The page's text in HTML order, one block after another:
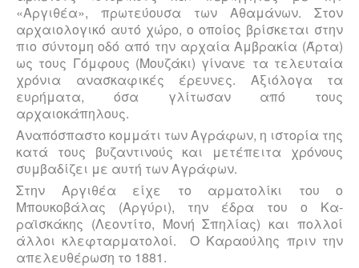
«Αργιθέα», πρωτεύουσα των Αθαμάνων. Στον
αρχαιολογικό αυτό χώρο, ο οποίος βρίσκεται στην
πιο σύντομη οδό από την αρχαία Αμβρακία (Άρτα)
ως τους Γόμφους (Μουζάκι) γίνανε τα τελευταία
χρόνια ανασκαφικές έρευνες. Αξιόλογα τα
ευρήματα, όσα γλίτωσαν από τους
αρχαιοκάπηλους.
Αναπόσπαστο κομμάτι των Αγράφων, η ιστορία της
κατά τους βυζαντινούς και με­τέπειτα χρόνους
συμβαδίζει με αυτή των Αγράφων.
Στην Αργιθέα είχε το αρματολίκι του ο
Μπουκοβάλας (Αργύρι), την έδρα του ο Κα­
ραϊσκάκης (Λεοντίτο, Μονή Σπηλίας) και πολλοί
άλλοι κλεφταρματολοί. Ο Κα­ραούλης πριν την
απελευθέρωση το 1881.